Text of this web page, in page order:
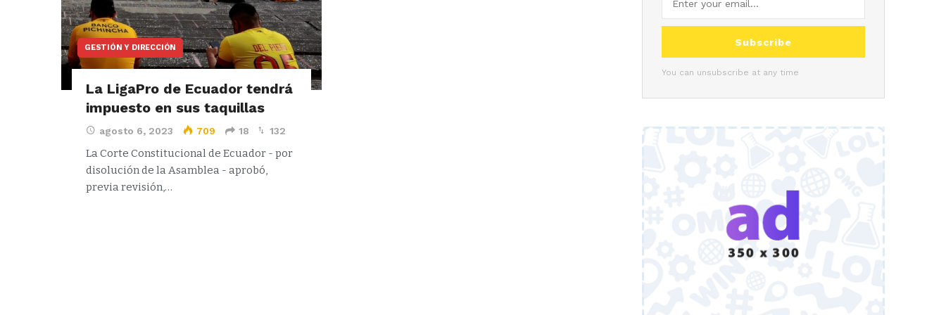
GESTIÓN Y DIRECCIÓN
La LigaPro de Ecuador tendrá
impuesto en sus taquillas
agosto 6, 2023 709 18 132
La Corte Constitucional de Ecuador - por
disolución de la Asamblea - aprobó,
previa revisión,…
Subscribe
You can unsubscribe at any time